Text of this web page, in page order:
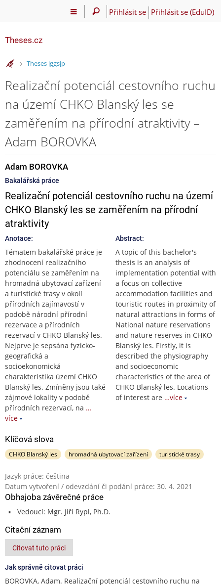
Přihlásit se Přihlásit se (EduID)
Theses.cz
>
Theses jggsjp
Realizační potenciál cestovního ruchu
na území CHKO Blanský les se
zaměřením na přírodní atraktivity –
Adam BOROVKA
Adam BOROVKA
Bakalářská práce
Realizační potenciál cestovního ruchu na území
CHKO Blanský les se zaměřením na přírodní
atraktivity
Anotace:
Tématem bakalářské práce je
zhodnocení realizačního
potenciálu se zaměřením na
hromadná ubytovací zařízení
a turistické trasy v okolí
přírodních zajímavostí v
podobě národní přírodní
rezervace a přírodních
rezervací v CHKO Blanský les.
Nejprve je sepsána fyzicko-
geografická a
socioekonomická
charakteristika území CHKO
Blanský les. Zmíněny jsou také
zájmové lokality v podobě
přírodních rezervací, na …
více
Abstract:
A topic of this bachelor's
thesis is an analysis of
implementation potential with
a focus on collective
accommodation facilities and
touristic routes in proximity of
natural attractions in forms of
National nature reservations
and nature reserves in CHKO
Blanský les. Firstly, it is
described the physiography
and socioeconomic
characteristics of the area of
CHKO Blanský les. Locations
of interest are …více
Klíčová slova
CHKO Blanský les hromadná ubytovací zařízení turistické trasy
Jazyk práce: čeština
Datum vytvoření / odevzdání či podání práce: 30. 4. 2021
Obhajoba závěrečné práce
Vedoucí: Mgr. Jiří Rypl, Ph.D.
Citační záznam
Citovat tuto práci
Jak správně citovat práci
BOROVKA, Adam. Realizační potenciál cestovního ruchu na